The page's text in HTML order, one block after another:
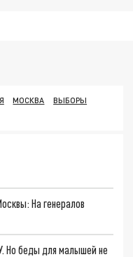
МОСКВА
ВЫБОРЫ
На генералов
Но беды для малышей не